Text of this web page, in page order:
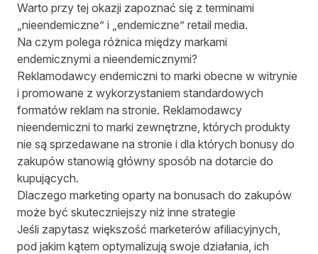
Warto przy tej okazji zapoznać się z terminami
„nieendemiczne” i „endemiczne” retail media.
Na czym polega różnica między markami
endemicznymi a nieendemicznymi?
Reklamodawcy endemiczni to marki obecne w witrynie
i promowane z wykorzystaniem standardowych
formatów reklam na stronie. Reklamodawcy
nieendemiczni to marki zewnętrzne, których produkty
nie są sprzedawane na stronie i dla których bonusy do
zakupów stanowią główny sposób na dotarcie do
kupujących.
Dlaczego marketing oparty na bonusach do zakupów
może być skuteczniejszy niż inne strategie
Jeśli zapytasz większość marketerów afiliacyjnych,
pod jakim kątem optymalizują swoje działania, ich